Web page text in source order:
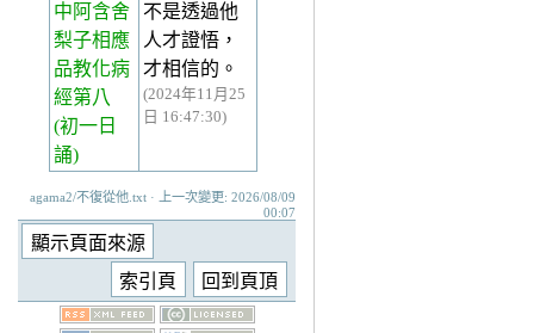
中阿含舍
梨子相應
品教化病
經第八
(初一日
誦)
不是透過他
人才證悟，
才相信的。
(2024年11月25
日 16:47:30)
agama2/不復從他.txt · 上一次變更: 2026/08/09
00:07